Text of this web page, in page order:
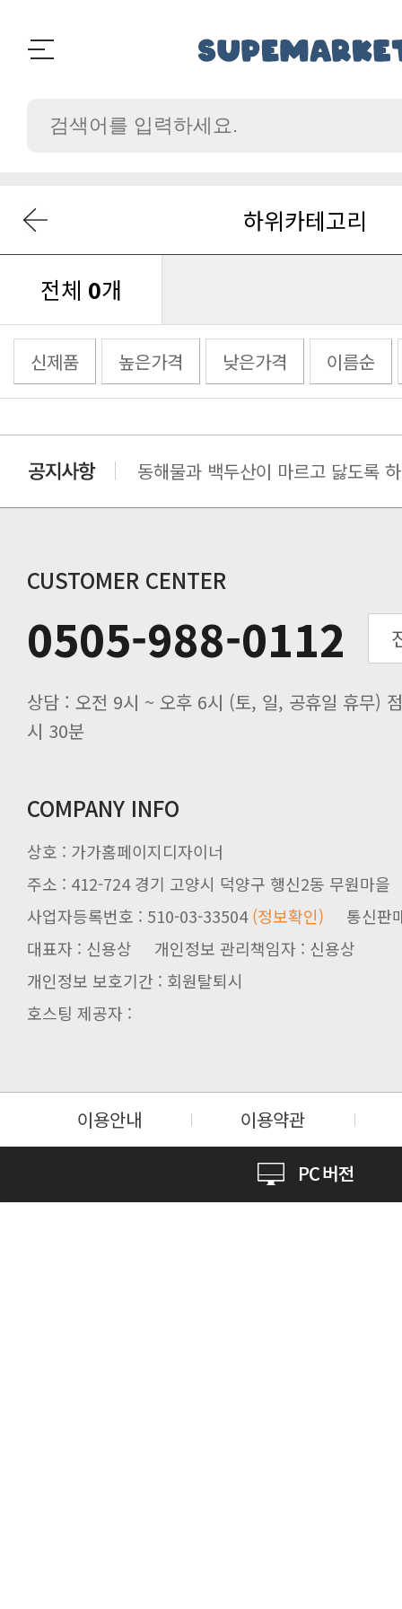
하위카테고리
전체 0개
신제품 높은가격 낮은가격 이름순
동해물과 백두산이 마르고 닳도록
동해물과 백두산이 마르고 닳도록
CUSTOMER CENTER
0505-988-0112
시 30분
COMPANY INFO
상호 : 가가홈페이지디자이너
주소 : 412-724 경기 고양시 덕양구 행신2동 무원마을
사업자등록번호 : 510-03-33504(정보확인) 통신판
대표자 : 신용상 개인정보 관리책임자 : 신용상
개인정보 보호기간 : 회원탈퇴시
호스팅 제공자 :
이용안내 이용약관